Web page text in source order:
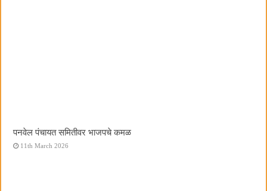
पनवेल पंचायत समितीवर भाजपचे कमळ
11th March 2026